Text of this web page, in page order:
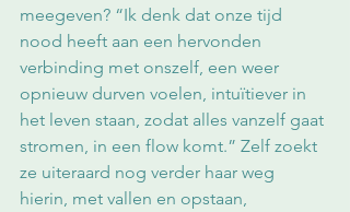
meegeven? “Ik denk dat onze tijd
nood heeft aan een hervonden
verbinding met onszelf, een weer
opnieuw durven voelen, intuïtiever in
het leven staan, zodat alles vanzelf gaat
stromen, in een flow komt.” Zelf zoekt
ze uiteraard nog verder haar weg
hierin, met vallen en opstaan,